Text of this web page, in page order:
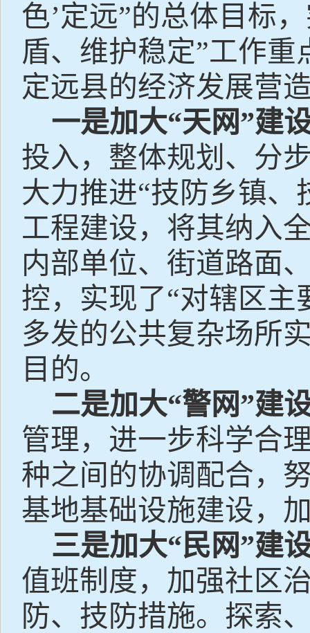
色’定远”的总体目标
盾、维护稳定”工作
定远县的经济发展营
一是加大“天网”建
投入，整体规划、分
大力推进“技防乡镇
工程建设，将其纳入
内部单位、街道路面
控，实现了“对辖区
多发的公共复杂场所
目的。
二是加大“警网”建
管理，进一步科学合
种之间的协调配合，
基地基础设施建设，
三是加大“民网”建
值班制度，加强社区
防、技防措施。探索